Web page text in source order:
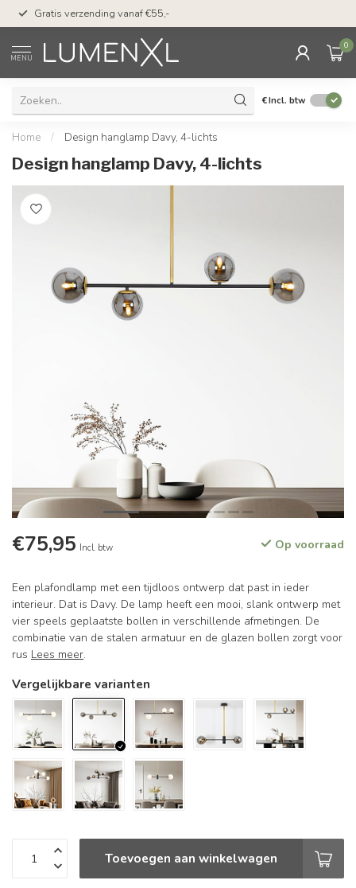
Gratis verzending vanaf €55,-
MENU
0
€Incl. btw
Home / Design hanglamp Davy, 4-lichts
Design hanglamp Davy, 4-lichts
€75,95 Incl. btw Op voorraad
Een plafondlamp met een tijdloos ontwerp dat past in ieder
interieur. Dat is Davy. De lamp heeft een mooi, slank ontwerp met
vier speels geplaatste bollen in verschillende afmetingen. De
combinatie van de stalen armatuur en de glazen bollen zorgt voor
rus Lees meer.
Vergelijkbare varianten
Toevoegen aan winkelwagen